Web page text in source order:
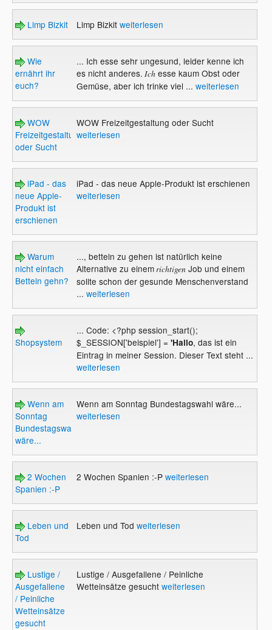
Limp Bizkit Limp Bizkit weiterlesen
Wie
ernährt ihr
euch?
... Ich esse sehr ungesund, leider kenne ich
es nicht anderes. Ichesse kaum Obst oder
Gemüse, aber ich trinke viel ... weiterlesen
WOW
Freizeitgestaltung
oder Sucht
WOW Freizeitgestaltung oder Sucht
weiterlesen
iPad - das
neue Apple-
Produkt ist
erschienen
iPad - das neue Apple-Produkt ist erschienen
weiterlesen
Warum
nicht einfach
Betteln gehn?
..., betteln zu gehen ist natürlich keine
Alternative zu einemrichtigenJob und einem
sollte schon der gesunde Menschenverstand
... weiterlesen
Shopsystem
... Code: <?php session_start();
$_SESSION['beispiel'] = 'Hallo, das ist ein
Eintrag in meiner Session. Dieser Text steht ...
weiterlesen
Wenn am
Sonntag
Bundestagswahl
wäre...
Wenn am Sonntag Bundestagswahl wäre...
weiterlesen
2 Wochen
Spanien :-P
2 Wochen Spanien :-P weiterlesen
Leben und
Tod
Leben und Tod weiterlesen
Lustige /
Ausgefallene
/ Peinliche
Wetteinsätze
gesucht
Lustige / Ausgefallene / Peinliche
Wetteinsätze gesucht weiterlesen